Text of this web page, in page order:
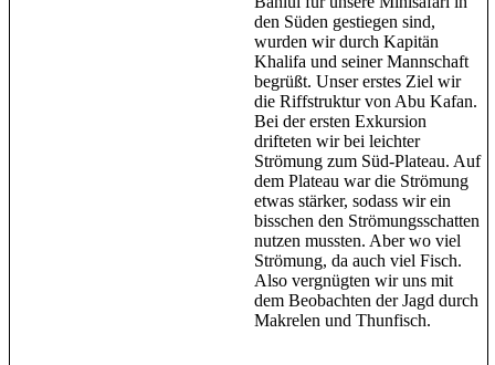
den Süden gestiegen sind,
wurden wir durch Kapitän
Khalifa und seiner Mannschaft
begrüßt. Unser erstes Ziel wir
die Riffstruktur von Abu Kafan.
Bei der ersten Exkursion
drifteten wir bei leichter
Strömung zum Süd-Plateau. Auf
dem Plateau war die Strömung
etwas stärker, sodass wir ein
bisschen den Strömungsschatten
nutzen mussten. Aber wo viel
Strömung, da auch viel Fisch.
Also vergnügten wir uns mit
dem Beobachten der Jagd durch
Makrelen und Thunfisch.